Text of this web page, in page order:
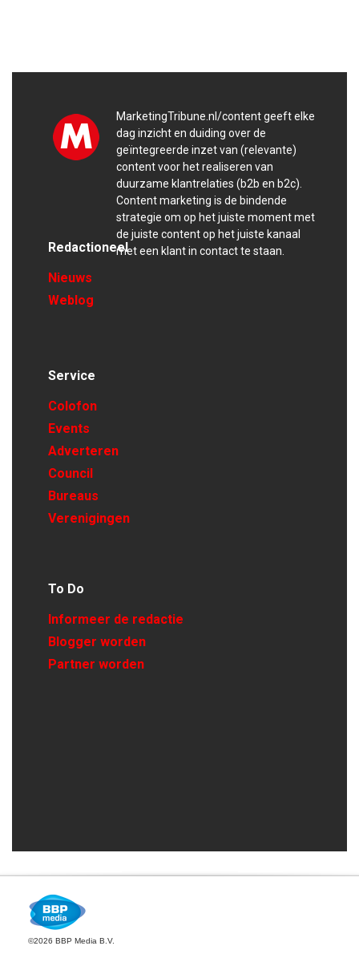
MarketingTribune.nl/content geeft elke
dag inzicht en duiding over de
geïntegreerde inzet van (relevante)
content voor het realiseren van
duurzame klantrelaties (b2b en b2c).
Content marketing is de bindende
strategie om op het juiste moment met
de juiste content op het juiste kanaal
met een klant in contact te staan.
Redactioneel
Nieuws
Weblog
Service
Colofon
Events
Adverteren
Council
Bureaus
Verenigingen
To Do
Informeer de redactie
Blogger worden
Partner worden
©2026 BBP Media B.V.